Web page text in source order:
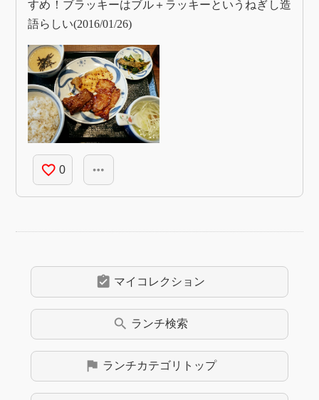
すめ！ブラッキーはブル＋ラッキーというねぎし造
語らしい(2016/01/26)
favorite_border 0 more_horiz
assignment_turned_in マイコレクション
search ランチ検索
flag ランチカテゴリトップ